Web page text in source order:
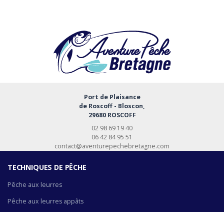
Port de Plaisance
de Roscoff - Bloscon,
29680 ROSCOFF
02 98 69 19 40
06 42 84 95 51
contact@aventurepechebretagne.com
TECHNIQUES DE PÊCHE
Pêche aux leurres
Pêche aux leurres appâts